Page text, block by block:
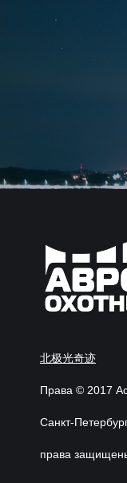
北极光奇迹
Права © 2017
Санкт-
права